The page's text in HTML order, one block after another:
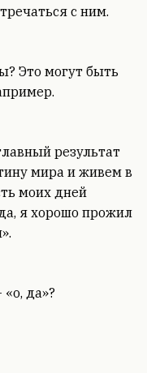
с ним.
Это могут быть
результат
мира и живем в
моих дней
я хорошо прожил
да»?